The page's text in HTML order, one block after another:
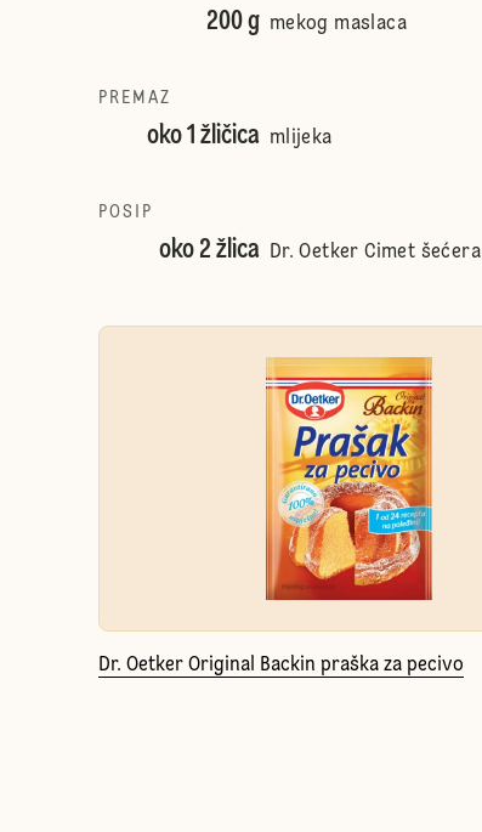
200 g mekog maslaca
PREMAZ
oko 1 žličica mlijeka
POSIP
oko 2 žlica Dr. Oetker Cimet šećera
Dr. Oetker Original Backin praška za pecivo